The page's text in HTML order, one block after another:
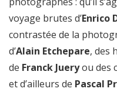
voyage brutes d’Enrico
contrastée de la
d’Alain Etchepare, des
de Franck Jueryou des
et d’ailleurs de Pascal